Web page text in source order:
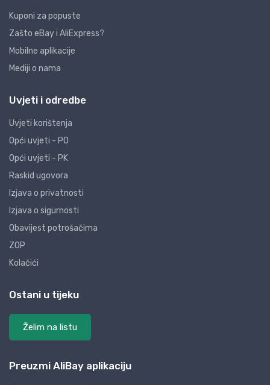
Kuponi za popuste
Zašto eBay i AliExpress?
Mobilne aplikacije
Mediji o nama
Uvjeti i odredbe
Uvjeti korištenja
Opći uvjeti - PO
Opći uvjeti - PK
Raskid ugovora
Izjava o privatnosti
Izjava o sigurnosti
Obavijest potrošačima
ZOP
Kolačići
Ostani u tijeku
Želim na listu
Preuzmi AliBay aplikaciju